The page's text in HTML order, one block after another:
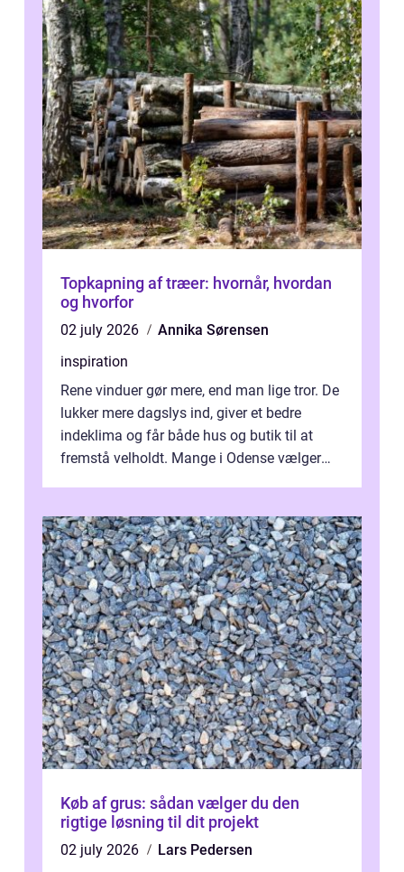
Topkapning af træer: hvornår, hvordan
og hvorfor
02 july 2026
Annika Sørensen
inspiration
Rene vinduer gør mere, end man lige tror. De
lukker mere dagslys ind, giver et bedre
indeklima og får både hus og butik til at
fremstå velholdt. Mange i Odense vælger
Køb af grus: sådan vælger du den
rigtige løsning til dit projekt
02 july 2026
Lars Pedersen